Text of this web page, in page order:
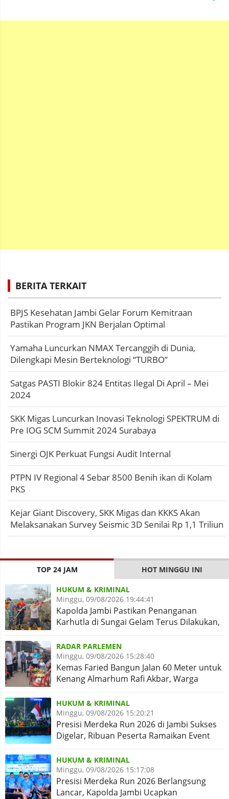
BERITA TERKAIT
BPJS Kesehatan Jambi Gelar Forum Kemitraan
Pastikan Program JKN Berjalan Optimal
Yamaha Luncurkan NMAX Tercanggih di Dunia,
Dilengkapi Mesin Berteknologi “TURBO”
Satgas PASTI Blokir 824 Entitas Ilegal Di April – Mei
2024
SKK Migas Luncurkan Inovasi Teknologi SPEKTRUM di
Pre IOG SCM Summit 2024 Surabaya
Sinergi OJK Perkuat Fungsi Audit Internal
PTPN IV Regional 4 Sebar 8500 Benih ikan di Kolam
PKS
Kejar Giant Discovery, SKK Migas dan KKKS Akan
Melaksanakan Survey Seismic 3D Senilai Rp 1,1 Triliun
TOP 24 JAM HOT MINGGU INI
HUKUM & KRIMINAL
Minggu, 09/08/2026 19:44:41
Kapolda Jambi Pastikan Penanganan
Karhutla di Sungai Gelam Terus Dilakukan,
Sinergi Diperkuat
RADAR PARLEMEN
Minggu, 09/08/2026 15:28:40
Kemas Faried Bangun Jalan 60 Meter untuk
Kenang Almarhum Rafi Akbar, Warga
Simpang Rimbo Syukuran
HUKUM & KRIMINAL
Minggu, 09/08/2026 15:20:21
Presisi Merdeka Run 2026 di Jambi Sukses
Digelar, Ribuan Peserta Ramaikan Event
Nasional
HUKUM & KRIMINAL
Minggu, 09/08/2026 15:17:08
Presisi Merdeka Run 2026 Berlangsung
Lancar, Kapolda Jambi Ucapkan